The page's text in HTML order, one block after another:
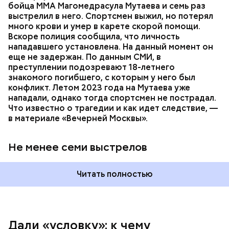
бойца ММА Магомедрасула Мутаева и семь раз
выстрелил в него. Спортсмен выжил, но потерял
много крови и умер в карете скорой помощи.
Вскоре полиция сообщила, что личность
нападавшего установлена. На данный момент он
еще не задержан. По данным СМИ, в
преступлении подозревают 18-летнего
знакомого погибшего, с которым у него был
конфликт. Летом 2023 года на Мутаева уже
нападали, однако тогда спортсмен не пострадал.
Что известно о трагедии и как идет следствие, —
в материале «Вечерней Москвы».
Не менее семи выстрелов
пострадавший умер по пути в больницу.
Читать полностью
Дали «условку»: к чему
— Мое глубокое убеждение — нельзя быть
одновременно хорошим специалистом и хорошей
мамой. Я выбрала второе, ну а пример — мои
родители, воспитавшие шестерых детей в любви и
достатке, —рассказывала Логинова местной
газете.